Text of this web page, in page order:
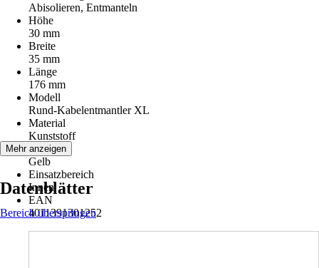
Abisolieren, Entmanteln
Höhe
30 mm
Breite
35 mm
Länge
176 mm
Modell
Rund-Kabelentmantler XL
Material
Kunststoff
Farbton
Gelb
Einsatzbereich
Innen
EAN
4011391301252
Mehr anzeigen
Datenblätter
Bereich überspringen